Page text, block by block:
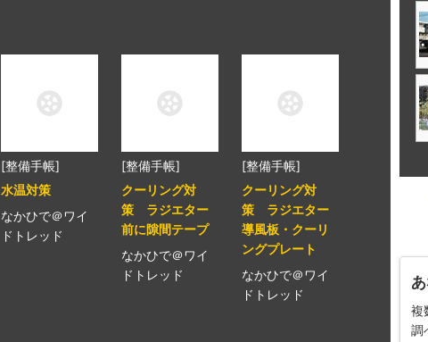
[整備手帳]
水温対策
なかひで＠ワイ
ドトレッド
[整備手帳]
クーリング対
策 ラジエター
前に隙間テープ
なかひで＠ワイ
ドトレッド
[整備手帳]
クーリング対
策 ラジエター
導風板・クーリ
ングプレート
なかひで＠ワイ
ドトレッド
複
調